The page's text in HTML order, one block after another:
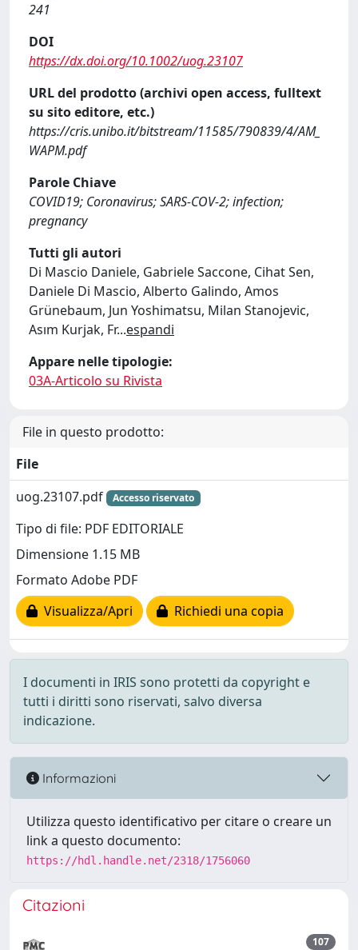
241
DOI
https://dx.doi.org/10.1002/uog.23107
URL del prodotto (archivi open access, fulltext
su sito editore, etc.)
https://cris.unibo.it/bitstream/11585/790839/4/AM_
WAPM.pdf
Parole Chiave
COVID19; Coronavirus; SARS-COV-2; infection;
pregnancy
Tutti gli autori
Di Mascio Daniele, Gabriele Saccone, Cihat Sen,
Daniele Di Mascio, Alberto Galindo, Amos
Grünebaum, Jun Yoshimatsu, Milan Stanojevic,
Asım Kurjak, Fr...espandi
Appare nelle tipologie:
03A-Articolo su Rivista
File in questo prodotto:
File
uog.23107.pdf
Accesso riservato
Tipo di file: PDF EDITORIALE
Dimensione 1.15 MB
Formato Adobe PDF
Visualizza/Apri
Richiedi una copia
I documenti in IRIS sono protetti da copyright e
tutti i diritti sono riservati, salvo diversa
indicazione.
Informazioni
Utilizza questo identificativo per citare o creare un
link a questo documento:
https://hdl.handle.net/2318/1756060
Citazioni
107